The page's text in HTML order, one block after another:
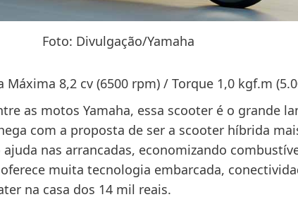
Foto: Divulgação/Yamaha
Máxima 8,2 cv (6500 rpm) / Torque 1,0 kgf.m
as motos Yamaha, essa scooter é o grande
com a proposta de ser a scooter híbrida
nas arrancadas, economizando
muita tecnologia embarcada,
na casa dos 14 mil reais.